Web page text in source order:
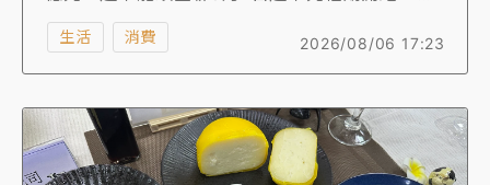
聯實體門市最高享19.7%回饋，大全聯實體門市
最高回饋22%，小時達週末最高回饋34.7%；全
聯每年推出的中元廣告，也是檔期受矚目的品牌
推出全新品牌廣告《歸途篇》。
2026/08/06 17:23
生活 消費